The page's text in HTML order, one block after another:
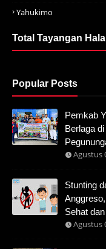
Yahukimo
Total Tayangan
Popular Posts
Pemkab
Berlaga
Agustus
Stunting
Sehat
Agustus